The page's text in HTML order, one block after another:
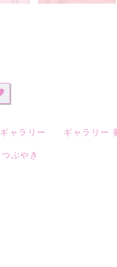
ギャラリー ギャラリー
つぶやき